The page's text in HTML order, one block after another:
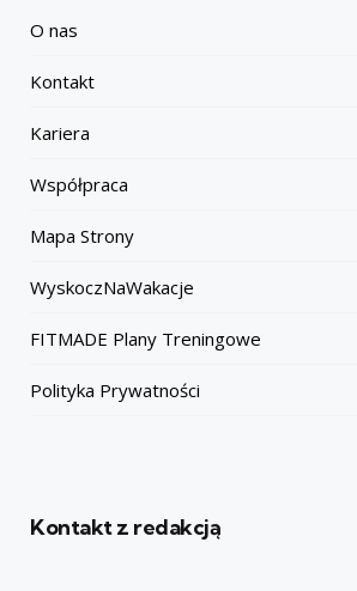
O nas
Kontakt
Kariera
Współpraca
Mapa Strony
WyskoczNaWakacje
FITMADE Plany Treningowe
Polityka Prywatności
Kontakt z redakcją